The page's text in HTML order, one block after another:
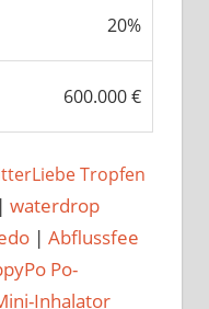
20%
600.000 €
Tropfen
| waterdrop
| Abflussfee
Po-
Inhalator